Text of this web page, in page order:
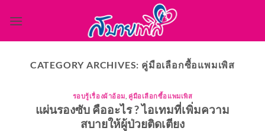
CATEGORY ARCHIVES: คู่มือเลือกซื้อแพมเพิส
รอบรู้เรื่องผ้าอ้อม คู่มือเลือกซื้อแพมเพิส
แผ่นรองซับ คืออะไร ? ไอเทมที่เพิ่มความ
สบายให้ผู้ป่วยติดเตียง